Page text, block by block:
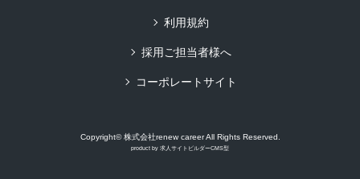
利用規約
採用ご担当者様へ
コーポレートサイト
Copyright© 株式会社renew career All Rights Reserved.
product by 求人サイトビルダーCMS型